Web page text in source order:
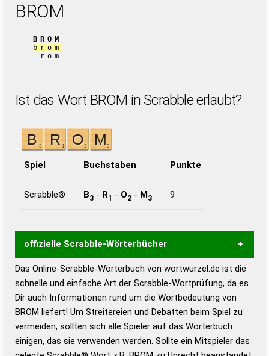
BROM
BROM
brom
rom
Ist das Wort BROM in Scrabble erlaubt?
Spiel Buchstaben Punkte
Scrabble® B3 - R1 - O2 - M3 9
offizielle Scrabble-Wörterbücher
Wortwurzel liefert mit Hilfe eines semantischen
Wortanalyse-Algorithmus gute Anhaltspunkte zu
Wortbedeutung, Worttrennung und Wortform, um die
Gültigkeit eines Wortes für das Scrabble-Spiel zu
bestimmen!
zugelassene Turnier Scrabble-
Wörterbücher sind:
Das Online-Scrabble-Wörterbuch von wortwurzel.de ist die
schnelle und einfache Art der Scrabble-Wortprüfung, da es
Dir auch Informationen rund um die Wortbedeutung von
BROM liefert! Um Streitereien und Debatten beim Spiel zu
vermeiden, sollten sich alle Spieler auf das Wörterbuch
einigen, das sie verwenden werden. Sollte ein Mitspieler das